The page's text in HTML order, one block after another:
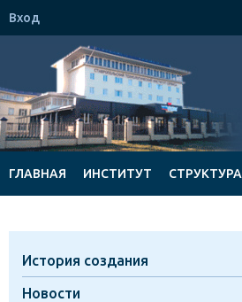
Вход
ГЛАВНАЯ ИНСТИТУТ СТРУКТУРА
История создания
Новости